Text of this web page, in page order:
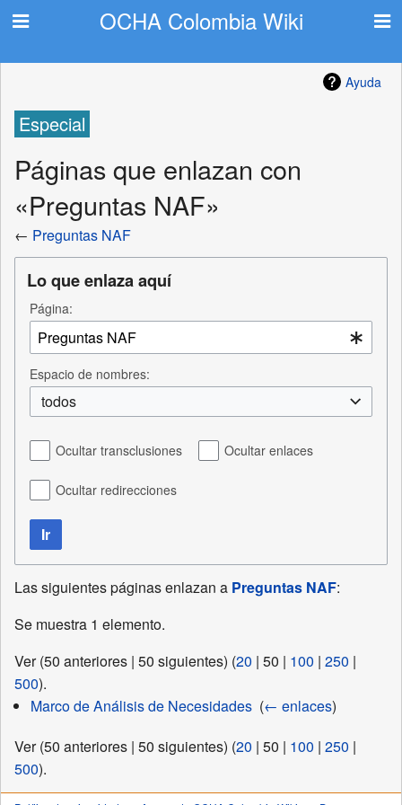
OCHA Colombia Wiki
Ayuda
Especial
Páginas que enlazan con
«Preguntas NAF»
← Preguntas NAF
Lo que enlaza aquí
Página:
Espacio de nombres:
todos
Ocultar transclusiones Ocultar enlaces
Ocultar redirecciones
Ir
Las siguientes páginas enlazan a Preguntas NAF:
Se muestra 1 elemento.
Ver (50 anteriores | 50 siguientes) (20 | 50 | 100 | 250 |
500).
Marco de Análisis de Necesidades‎ (← enlaces)
Ver (50 anteriores | 50 siguientes) (20 | 50 | 100 | 250 |
500).